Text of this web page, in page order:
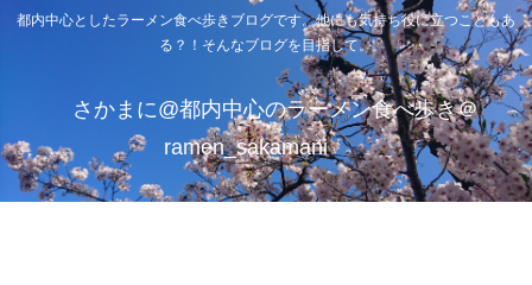
都内中心としたラーメン食べ歩きブログです。他にも気持ち役に立つこともあ
る？！そんなブログを目指して。
さかまに@都内中心のラーメン食べ歩き＠
ramen_sakamani